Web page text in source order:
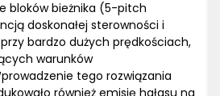
bloków bieżnika (5-pitch
doskonałej sterowności i
bardzo dużych prędkościach,
warunków
tego rozwiązania
również emisję hałasu na